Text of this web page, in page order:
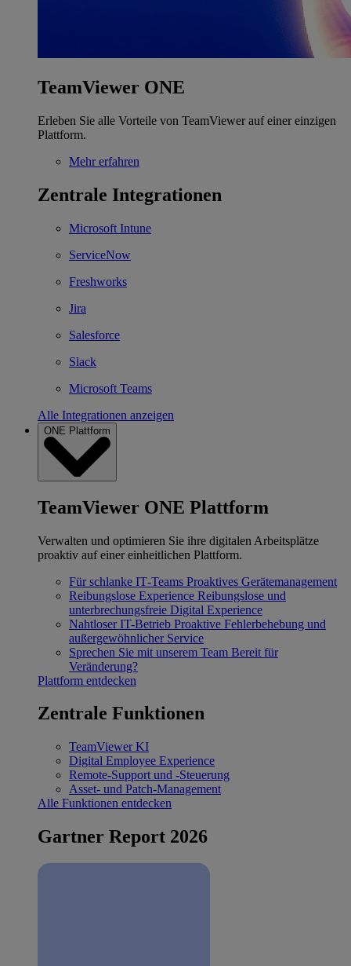
TeamViewer ONE
Erleben Sie alle Vorteile von TeamViewer auf einer einzigen
Plattform.
Mehr erfahren
Zentrale Integrationen
Microsoft Intune
ServiceNow
Freshworks
Jira
Salesforce
Slack
Microsoft Teams
Alle Integrationen anzeigen
ONE Plattform
TeamViewer ONE Plattform
Verwalten und optimieren Sie ihre digitalen Arbeitsplätze
proaktiv auf einer einheitlichen Plattform.
Für schlanke IT‐Teams Proaktives Gerätemanagement
Reibungslose Experience Reibungslose und
unterbrechungsfreie Digital Experience
Nahtloser IT-Betrieb Proaktive Fehlerbehebung und
außergewöhnlicher Service
Sprechen Sie mit unserem Team Bereit für
Veränderung?
Plattform entdecken
Zentrale Funktionen
TeamViewer KI
Digital Employee Experience
Remote-Support und -Steuerung
Asset- und Patch-Management
Alle Funktionen entdecken
Gartner Report 2026